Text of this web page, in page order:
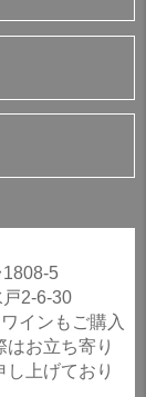
5
2-6-30
インもご購入
お立ち寄り
し上げており